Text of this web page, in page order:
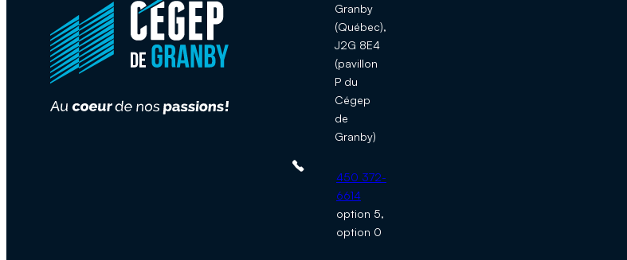
Granby
(Québec),
J2G 8E4
(pavillon
P du
Cégep
de
Granby)
Téléphone :
450 372-
6614
option 5,
option 0